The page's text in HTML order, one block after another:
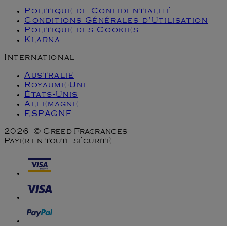
Politique de Confidentialité
Conditions Générales d'Utilisation
Politique des Cookies
Klarna
International
Australie
Royaume-Uni
États-Unis
Allemagne
ESPAGNE
2026 © Creed Fragrances
Payer en toute sécurité